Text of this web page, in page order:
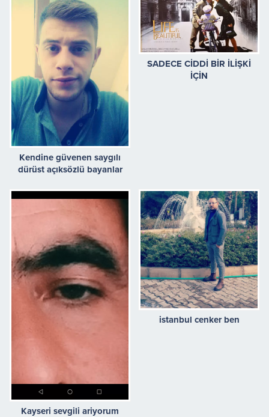
Kendine güvenen saygılı
dürüst açıksözlü bayanlar
SADECE CİDDİ BİR İLİŞKİ
İÇİN
Kayseri sevgili ariyorum
istanbul cenker ben